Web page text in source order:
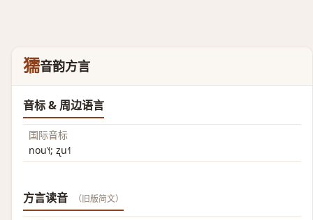
獳音韵方言
音标 & 周边语言
国际音标
nou˥˧; ʐu˧˥
方言读音 （旧版简文）